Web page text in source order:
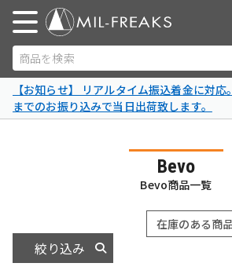
商品を検索
【お知らせ】 リアルタイム振込着金に対
までのお振り込みで当日出荷致します。
Bevo
Bevo商品一覧
絞り込み